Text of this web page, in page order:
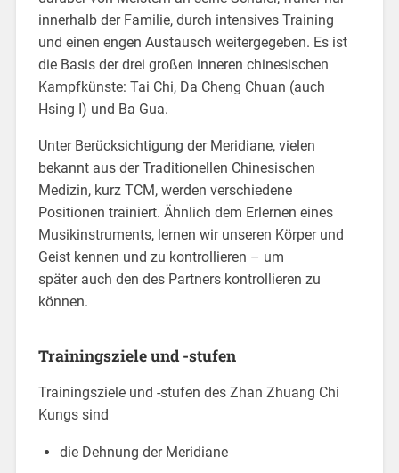
innerhalb der Familie, durch intensives Training
und einen engen Austausch weitergegeben. Es ist
die Basis der drei großen inneren chinesischen
Kampfkünste: Tai Chi, Da Cheng Chuan (auch
Hsing I) und Ba Gua.
Unter Berücksichtigung der Meridiane, vielen
bekannt aus der Traditionellen Chinesischen
Medizin, kurz TCM, werden verschiedene
Positionen trainiert. Ähnlich dem Erlernen eines
Musikinstruments, lernen wir unseren Körper und
Geist kennen und zu kontrollieren – um
später auch den des Partners kontrollieren zu
können.
Trainingsziele und -stufen
Trainingsziele und -stufen des Zhan Zhuang Chi
Kungs sind
die Dehnung der Meridiane